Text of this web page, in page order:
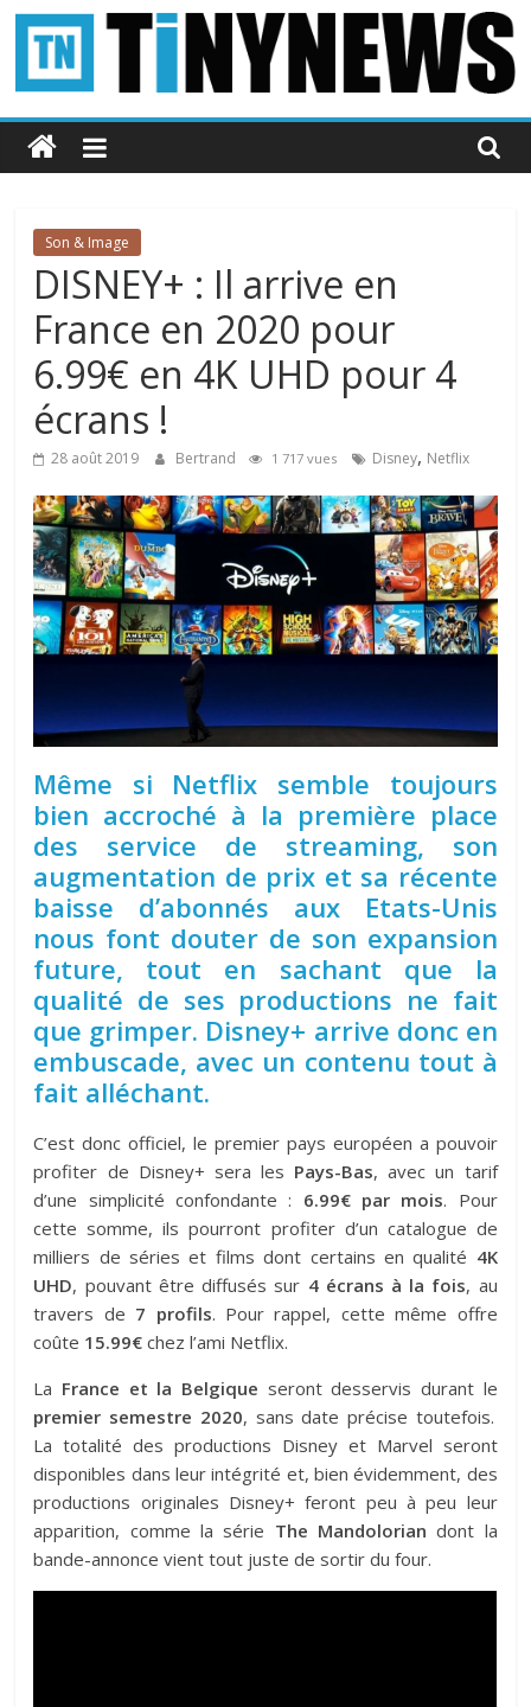
Passer
contenu
Tinynews
Le
belge
connecté
Son & Image
DISNEY+ : Il arrive en
France en 2020 pour
6.99€ en 4K UHD pour 4
écrans !
28 août 2019 Bertrand 1 717 vues Disney, Netflix
Même si Netflix semble toujours
bien accroché à la première place
des service de streaming, son
augmentation de prix et sa récente
baisse d’abonnés aux Etats-Unis
nous font douter de son expansion
future, tout en sachant que la
qualité de ses productions ne fait
que grimper. Disney+ arrive donc en
embuscade, avec un contenu tout à
fait alléchant.
C’est donc officiel, le premier pays européen a pouvoir
profiter de Disney+ sera les Pays-Bas, avec un tarif
d’une simplicité confondante : 6.99€ par mois. Pour
cette somme, ils pourront profiter d’un catalogue de
milliers de séries et films dont certains en qualité 4K
UHD, pouvant être diffusés sur 4 écrans à la fois, au
travers de 7 profils. Pour rappel, cette même offre
coûte 15.99€ chez l’ami Netflix.
La France et la Belgique seront desservis durant le
premier semestre 2020, sans date précise toutefois.
La totalité des productions Disney et Marvel seront
disponibles dans leur intégrité et, bien évidemment, des
productions originales Disney+ feront peu à peu leur
apparition, comme la série The Mandolorian dont la
bande-annonce vient tout juste de sortir du four.